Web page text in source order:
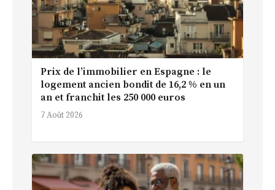
Prix de l’immobilier en Espagne : le
logement ancien bondit de 16,2 % en un
an et franchit les 250 000 euros
7 Août 2026